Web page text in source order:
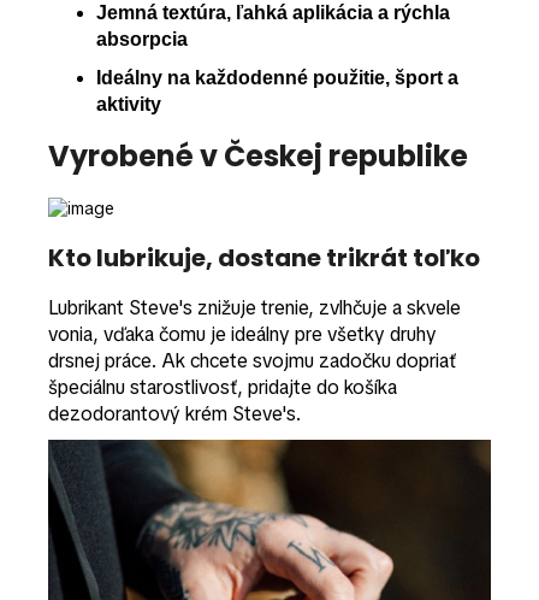
Jemná textúra, ľahká aplikácia a rýchla
absorpcia
Ideálny na každodenné použitie, šport a
aktivity
Vyrobené v Českej republike
Kto lubrikuje, dostane trikrát toľko
Lubrikant Steve's znižuje trenie, zvlhčuje a skvele
vonia, vďaka čomu je ideálny pre všetky druhy
drsnej práce. Ak chcete svojmu zadočku dopriať
špeciálnu starostlivosť, pridajte do košíka
dezodorantový krém Steve's.